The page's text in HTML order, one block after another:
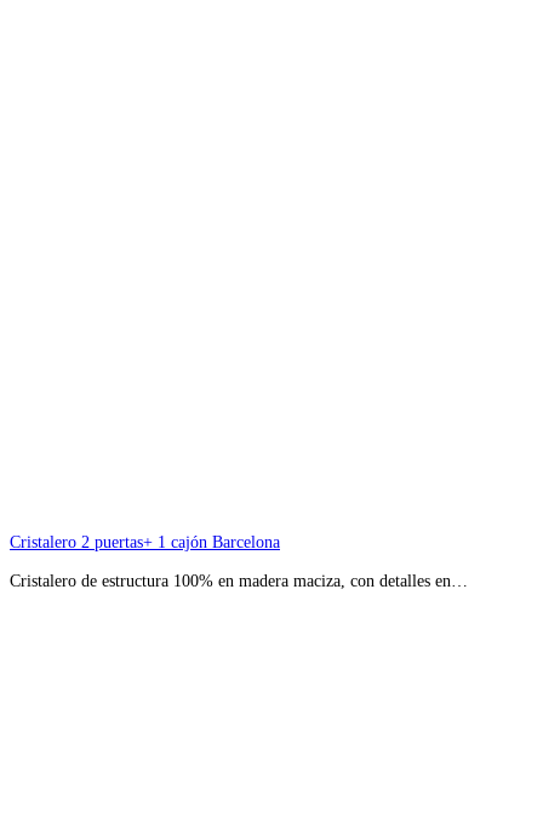
Cristalero 2 puertas+ 1 cajón Barcelona
Cristalero de estructura 100% en madera maciza, con detalles en…